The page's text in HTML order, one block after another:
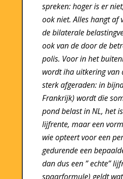
spreken: hoger is er
ook niet. Alles hangt af
de bilaterale
ook van de door de
polis. Voor in het
wordt iha uitkering van
sterk afgeraden: in
Frankrijk) wordt die
pond belast in NL, het
lijfrente, maar een
wie opteert voor een
gedurende een
dan dus een ” echte”
spaarformule) geldt